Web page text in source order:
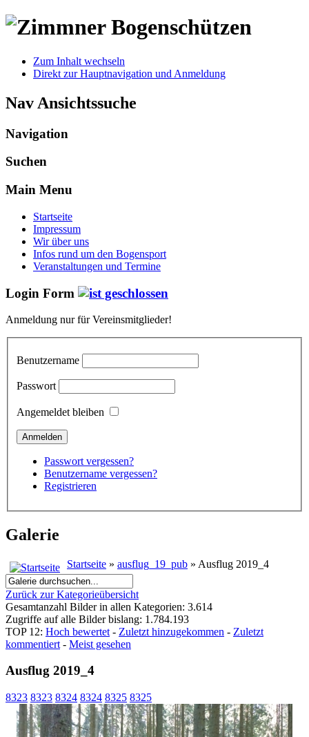
Zum Inhalt wechseln
Direkt zur Hauptnavigation und Anmeldung
Nav Ansichtssuche
Navigation
Suchen
Main Menu
Startseite
Impressum
Wir über uns
Infos rund um den Bogensport
Veranstaltungen und Termine
Login Form
Anmeldung nur für Vereinsmitglieder!
Benutzername
Passwort
Angemeldet bleiben
Passwort vergessen?
Benutzername vergessen?
Registrieren
Galerie
Startseite » ausflug_19_pub » Ausflug 2019_4
Zurück zur Kategorieübersicht
Gesamtanzahl Bilder in allen Kategorien: 3.614
Zugriffe auf alle Bilder bislang: 1.784.193
TOP 12: Hoch bewertet - Zuletzt hinzugekommen - Zuletzt
kommentiert - Meist gesehen
Ausflug 2019_4
8323 8323 8324 8324 8325 8325